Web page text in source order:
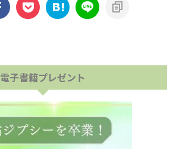
電子書籍プレゼント